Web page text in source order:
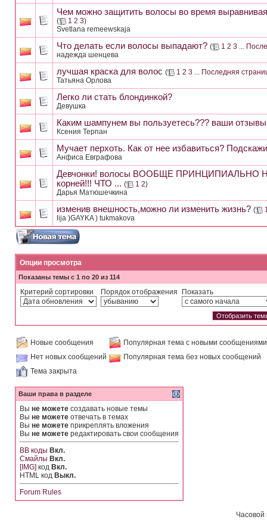
Чем можно защитить волосы во время
( 1 2 3)
Svetlana remeewskaja
Что делать если волосы выпадают? ( 1 2 3 ...
надежда шенцева
лучшая краска для волос ( 1 2 3 ... Последняя
Татьяна Орлова
Легко ли стать блондинкой?
Девушка
Каким шампунем вы пользуетесь??? ваши
Ксения Терпан
Мучает перхоть. Как от нее избавиться?
Анфиса Евграфова
Девчонки! волосы ВООБЩЕ ПРИНЦИПИАЛЬНО
корней!!! ЧТО ... ( 1 2)
Дарья Матюшечкина
изменив внешность,можно ли изменить жизнь? (
lija )GAYKA ) tukmakova
Опции просмотра
Показаны темы с 1 по 20 из 114
Критерий сортировки Порядок отображения Показать
Новые сообщения
Популярная тема с новыми сообщениями
Нет новых сообщений
Популярная тема без новых сообщений
Тема закрыта
Ваши права в разделе
Вы не можете создавать новые темы
Вы не можете отвечать в темах
Вы не можете прикреплять вложения
Вы не можете редактировать свои сообщения
BB коды Вкл.
Смайлы Вкл.
[IMG] код Вкл.
HTML код Выкл.
Forum Rules
Часовой